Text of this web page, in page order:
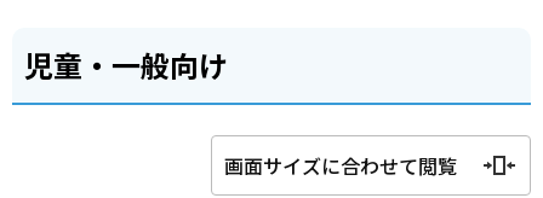
児童・一般向け
画面サイズに合わせて閲覧